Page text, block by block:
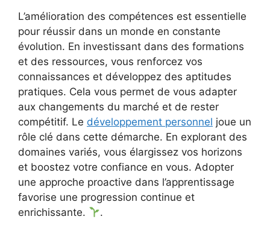
L’amélioration des compétences est essentielle
pour réussir dans un monde en constante
évolution. En investissant dans des formations
et des ressources, vous renforcez vos
connaissances et développez des aptitudes
pratiques. Cela vous permet de vous adapter
aux changements du marché et de rester
compétitif. Le développement personnel joue un
rôle clé dans cette démarche. En explorant des
domaines variés, vous élargissez vos horizons
et boostez votre confiance en vous. Adopter
une approche proactive dans l’apprentissage
favorise une progression continue et
enrichissante.
.